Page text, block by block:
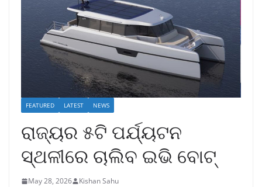
FEATURED LATEST NEWS
ରାଜ୍ୟର ୫ଟି ପର୍ଯ୍ୟଟନ
ସ୍ଥଳୀରେ ଚାଲିବ ଇଭି ବୋଟ୍
May 28, 2026 Kishan Sahu